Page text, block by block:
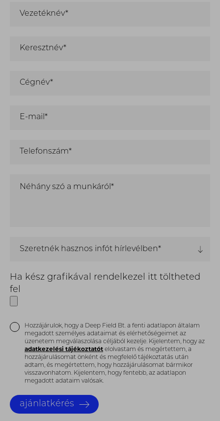
Vezetéknév*
Keresztnév*
Cégnév*
E-mail*
Telefonszám*
Néhány szó a munkáról*
Szeretnék hasznos infót hírlevélben*
Ha kész grafikával rendelkezel itt töltheted
fel
Hozzájárulok, hogy a Deep Field Bt. a fenti adatlapon általam
megadott személyes adataimat és elérhetőségeimet az
üzenetem megválaszolása céljából kezelje. Kijelentem, hogy az
adatkezelési tájékoztatót elolvastam és megértettem, a
hozzájárulásomat önként és megfelelő tájékoztatás után
adtam, és megértettem, hogy hozzájárulásomat bármikor
visszavonhatom. Kijelentem, hogy fentebb, az adatlapon
megadott adataim valósak.
ajánlatkérés